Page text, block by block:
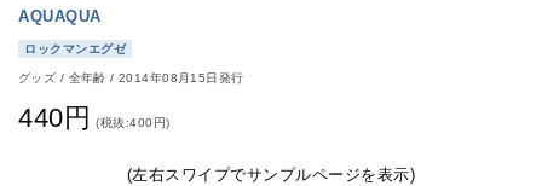
AQUAQUA
ロックマンエグゼ
グッズ / 全年齢/2014年08月15日発行
440円 (税抜:400円)
(左右スワイプでサンプルページを表示)